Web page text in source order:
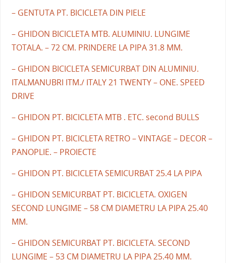
– GENTUTA PT. BICICLETA DIN PIELE
– GHIDON BICICLETA MTB. ALUMINIU. LUNGIME
TOTALA. – 72 CM. PRINDERE LA PIPA 31.8 MM.
– GHIDON BICICLETA SEMICURBAT DIN ALUMINIU.
ITALMANUBRI ITM./ ITALY 21 TWENTY – ONE. SPEED
DRIVE
– GHIDON PT. BICICLETA MTB . ETC. second BULLS
– GHIDON PT. BICICLETA RETRO – VINTAGE – DECOR –
PANOPLIE. – PROIECTE
– GHIDON PT. BICICLETA SEMICURBAT 25.4 LA PIPA
– GHIDON SEMICURBAT PT. BICICLETA. OXIGEN
SECOND LUNGIME – 58 CM DIAMETRU LA PIPA 25.40
MM.
– GHIDON SEMICURBAT PT. BICICLETA. SECOND
LUNGIME – 53 CM DIAMETRU LA PIPA 25.40 MM.